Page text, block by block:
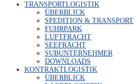
TRANS­PORT­LO­GIS­TIK
ÜBER­BLICK
SPE­DI­TI­ON & TRANSPORT
FUHR­PARK
LUFT­FRACHT
SEE­FRACHT
SUB­UN­TER­NEH­MER
DOWN­LOADS
KON­TRAKT­LO­GIS­TIK
ÜBER­BLICK